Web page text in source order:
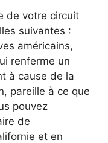
de votre circuit
suivantes :
américains,
renferme un
à cause de la
pareille à ce que
pouvez
de
et en